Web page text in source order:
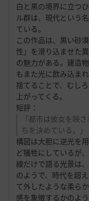
白と黒の境界に立つ
ル群は、現代という
ている。
この作品は、黒い砂
性」を滑り込ませた
の魅力がある。建造
もまた光に飲み込ま
捨てることで、むし
上がってくる。
短評：
「都市は彼女を映
ちを決めている。」
構図は大胆に逆光を
ど犠牲にしているが
線だけで語る光景は
のようで、時代を超
て外したような柔ら
感を象徴するかのよう